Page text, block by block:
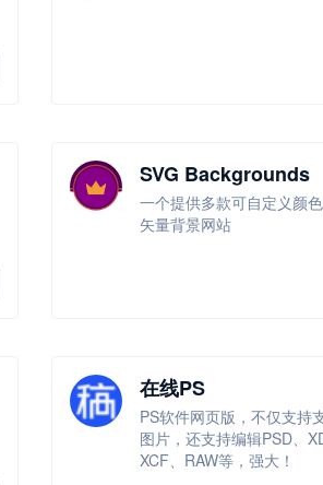
SVG Backgrounds
一个提供多款可自定义颜
矢量背景网站
在线PS
PS软件网页版，不仅支持
图片，还支持编辑PSD、
XCF、RAW等，强大！